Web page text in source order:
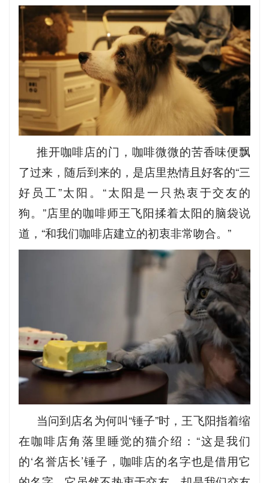
推开咖啡店的门，咖啡微微的苦香味便飘
了过来，随后到来的，是店里热情且好客的“三
好员工”太阳。“太阳是一只热衷于交友的
狗。”店里的咖啡师王飞阳揉着太阳的脑袋说
道，“和我们咖啡店建立的初衷非常吻合。”
当问到店名为何叫“锤子”时，王飞阳指着缩
在咖啡店角落里睡觉的猫介绍：“这是我们
的‘名誉店长’锤子，咖啡店的名字也是借用它